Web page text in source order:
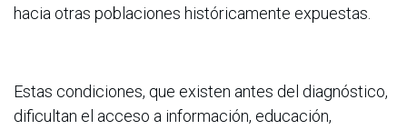
hacia otras poblaciones históricamente expuestas.
Estas condiciones, que existen antes del diagnóstico,
dificultan el acceso a información, educación,